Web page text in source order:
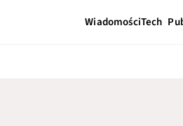
WiadomościTech